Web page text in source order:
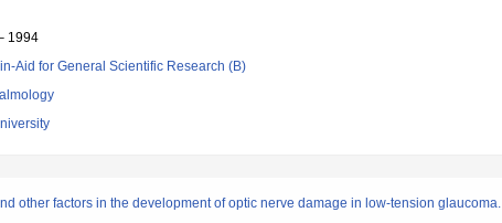
1994
Aid for General Scientific Research (B)
other factors in the development of optic nerve damage in low-tension glaucoma.